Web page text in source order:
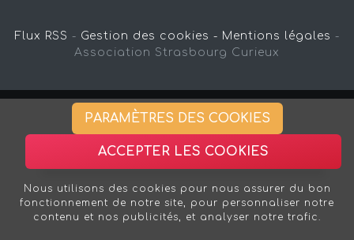
Flux RSS - Gestion des cookies - Mentions légales -
Association Strasbourg Curieux
PARAMÈTRES DES COOKIES
ACCEPTER LES COOKIES
Nous utilisons des cookies pour nous assurer du bon
fonctionnement de notre site, pour personnaliser notre
contenu et nos publicités, et analyser notre trafic.